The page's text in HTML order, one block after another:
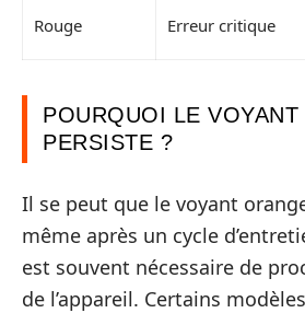
Rouge Erreur critique
POURQUOI LE VOYANT
PERSISTE ?
Il se peut que le voyant
même après un cycle
est souvent nécessaire de
de l’appareil. Certains